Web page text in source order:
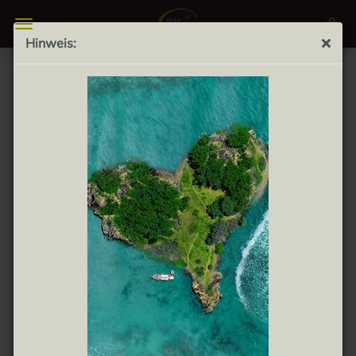
Hinweis:
Bonguis 150g - Erdnüsse im Schokomantel